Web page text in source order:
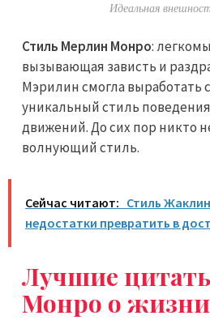
Идеальная
Стиль Мерлин Монро:
вызывающая зависть и
Мэрилин смогла выработать
уникальный стиль
движений. До сих пор никто
волнующий стиль.
Сейчас читают: Стиль
недостатки превратить в
Лучшие
Монро о